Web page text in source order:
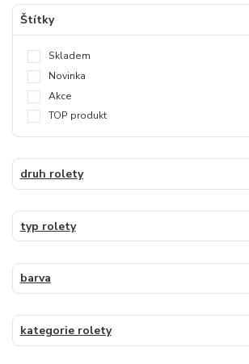
Štítky
Skladem
Novinka
Akce
TOP produkt
druh rolety
typ rolety
barva
kategorie rolety